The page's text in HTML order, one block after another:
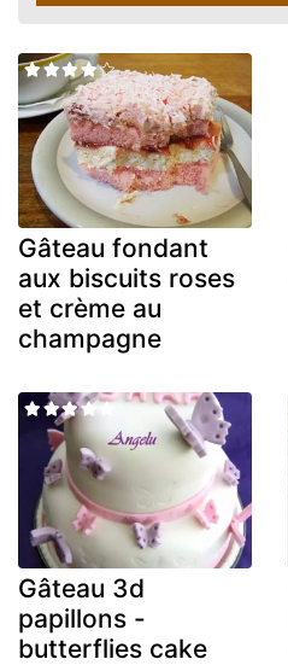
Gâteau fondant
aux biscuits roses
et crème au
champagne
Gâteau 3d
papillons -
butterflies cake